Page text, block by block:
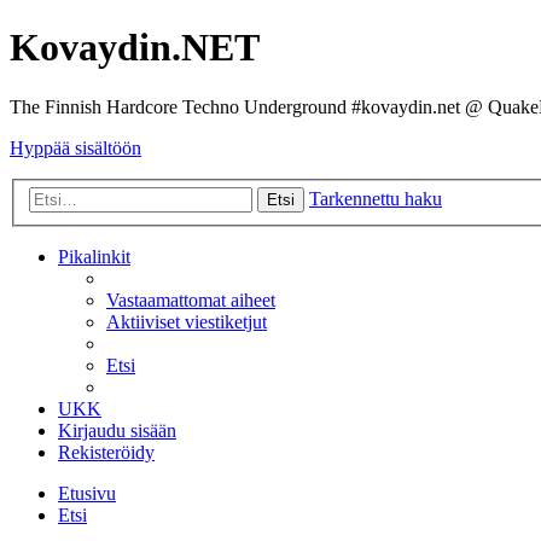
Kovaydin.NET
The Finnish Hardcore Techno Underground #kovaydin.net @
Hyppää sisältöön
Etsi Tarkennettu haku
Pikalinkit
Vastaamattomat aiheet
Aktiiviset viestiketjut
Etsi
UKK
Kirjaudu sisään
Rekisteröidy
Etusivu
Etsi